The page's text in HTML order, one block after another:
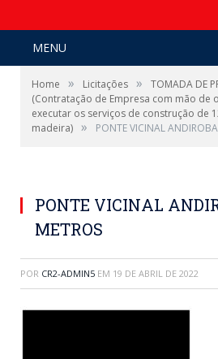
MENU
Home » Licitações »
TOMADA DE
(Contratação de Empresa com mão de
executar os serviços de construção de
madeira) » PONTE VICINAL
PONTE VICINAL
METROS
POR CR2-ADMIN5 EM 19 DE ABRIL DE 2022